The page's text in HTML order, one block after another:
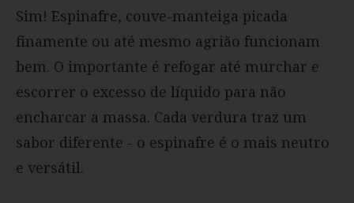
Sim! Espinafre, couve-manteiga picada
finamente ou até mesmo agrião funcionam
bem. O importante é refogar até murchar e
escorrer o excesso de líquido para não
encharcar a massa. Cada verdura traz um
sabor diferente - o espinafre é o mais neutro
e versátil.